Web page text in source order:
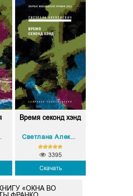
Время секонд хэнд
Светлана Александровна Алексиевич
Скачать
3395
«ОКНА ВО